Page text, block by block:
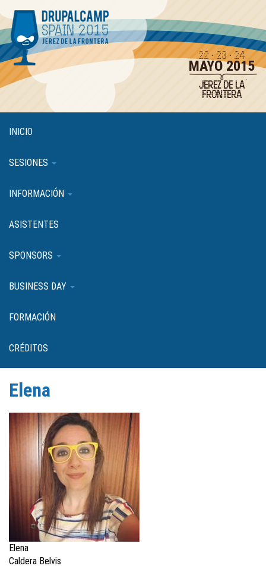
al
contenido
principal
22 · 23 · 24
MAYO 2015
JEREZ DE LA
FRONTERA
INICIO
SESIONES
INFORMACIÓN
ASISTENTES
SPONSORS
BUSINESS DAY
FORMACIÓN
CRÉDITOS
Elena
Elena
Caldera Belvis